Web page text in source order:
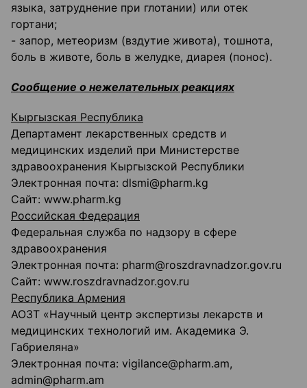
языка, затруднение при глотании) или отек
гортани;
- запор, метеоризм (вздутие живота), тошнота,
боль в животе, боль в желудке, диарея (понос).
Сообщение о нежелательных реакциях
Кыргызская Республика
Департамент лекарственных средств и
медицинских изделий при Министерстве
здравоохранения Кыргызской Республики
Электронная почта: dlsmi@pharm.kg
Сайт: www.pharm.kg
Российская Федерация
Федеральная служба по надзору в сфере
здравоохранения
Электронная почта: pharm@roszdravnadzor.gov.ru
Сайт: www.roszdravnadzor.gov.ru
Республика Армения
АОЗТ «Научный центр экспертизы лекарств и
медицинских технологий им. Академика Э.
Габриеляна»
Электронная почта: vigilance@pharm.am,
admin@pharm.am